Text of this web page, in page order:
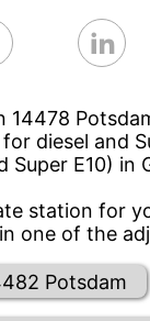
14478
diesel and
Super E10) in
station for
one of the
Potsdam